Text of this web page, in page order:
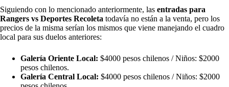
Siguiendo con lo mencionado anteriormente, las entradas para
Rangers vs Deportes Recoleta todavía no están a la venta, pero los
precios de la misma serían los mismos que viene manejando el cuadro
local para sus duelos anteriores:
Galería Oriente Local: $4000 pesos chilenos / Niños: $2000
pesos chilenos.
Galería Central Local: $4000 pesos chilenos / Niños: $2000